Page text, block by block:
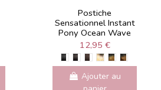
Postiche
Sensationnel Instant
Pony Ocean Wave
12,95 €
Ajouter au